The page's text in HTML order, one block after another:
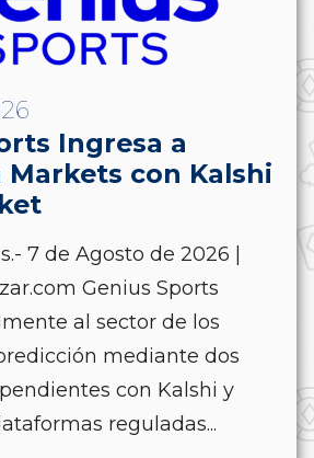
Ingresa a
con Kalshi
7 de Agosto de 2026 |
Genius Sports
al sector de los
mediante dos
con Kalshi y
reguladas...